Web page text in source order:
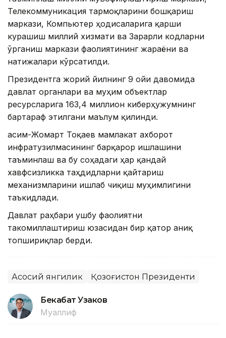
Телекоммуникация тармоқларини бошқариш
маркази, Компьютер ҳодисаларига қарши
курашиш миллий хизмати ва Зарарли кодларни
ўрганиш маркази фаолиятининг жараёни ва
натижалари кўрсатилди.
Президентга жорий йилнинг 9 ойи давомида
давлат органлари ва муҳим объектлар
ресурсларига 163,4 миллион киберҳужумнинг
бартараф этилгани маълум қилинди.
Қасим-Жомарт Тоқаев мамлакат ахборот
инфратузилмасининг барқарор ишлашини
таъминлаш ва бу соҳадаги ҳар қандай
хавфсизликка таҳдидларни қайтариш
механизмларини ишлаб чиқиш муҳимлигини
таъкидлади.
Давлат раҳбари ушбу фаолиятни
такомиллаштириш юзасидан бир қатор аниқ
топшириқлар берди.
Асосий янгилик Қозоғистон Президенти
Бекабат Узаков
Муаллиф